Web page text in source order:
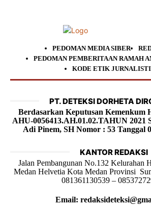
PEDOMAN MEDIA SIBER
PEDOMAN PEMBERITAAN RAMAH
KODE ETIK
PT. DETEKSI DORHETA
Berdasarkan Keputusan Kemenkum
AHU-0056413.AH.01.02.TAHUN 2021
Adi Pinem, SH Nomor : 53 Tanggal
KANTOR REDAKSI
Jalan Pembangunan No.132 Kelurahan
Medan Helvetia Kota Medan Provinsi
081361130539 –
Email: